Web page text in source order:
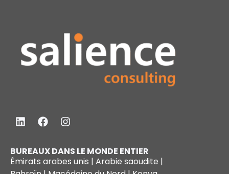
BUREAUX DANS LE MONDE ENTIER
Émirats arabes unis | Arabie saoudite |